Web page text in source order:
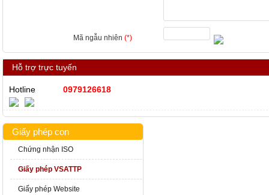
Mã ngẫu nhiên (*)
Hỗ trợ trực tuyến
Hotline 0979126618
Giấy phép con
Chứng nhận ISO
Giấy phép VSATTP
Giấy phép Website